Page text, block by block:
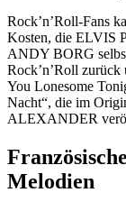
Rock’n’Roll-Fans
Kosten, die ELVIS
ANDY BORG
Rock’n’Roll zurück
You Lonesome
Nacht“, die im
ALEXANDER
Melodien